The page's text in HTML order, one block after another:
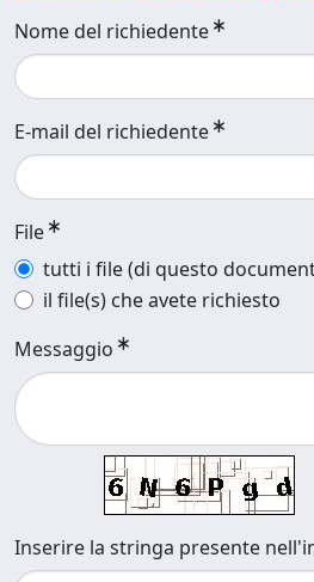
Nome del richiedente
E-mail del richiedente
File
tutti i file (di questo
il file(s) che avete richiesto
Messaggio
Inserire la stringa presente